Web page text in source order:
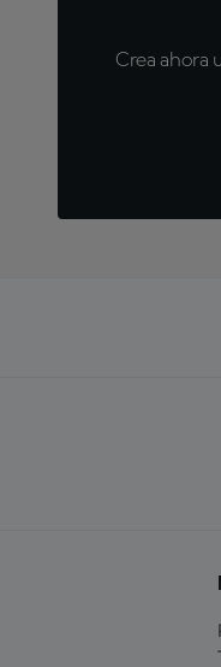
Crea ahora